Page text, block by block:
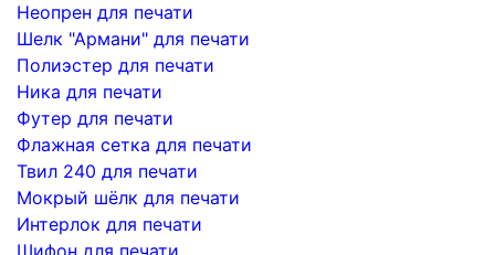
Неопрен для печати
Шелк "Армани" для печати
Полиэстер для печати
Ника для печати
Футер для печати
Флажная сетка для печати
Твил 240 для печати
Мокрый шёлк для печати
Интерлок для печати
Шифон для печати